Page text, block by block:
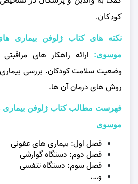
کودکان.
موسوی:
ارائه راهکار های
وضعیت سلامت کودکان. بررسی
روش‌ های درمان آن‌ ها.
موسوی
فصل اول: بیماری های عفونی
فصل دوم: دستگاه گوارشی
فصل سوم: دستگاه تنفسی
و….